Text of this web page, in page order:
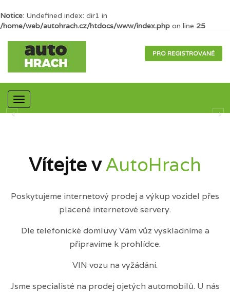
Notice: Undefined index: dir1 in
/home/web/autohrach.cz/htdocs/www/index.php on line 25
PRO REGISTROVANÉ
Mobilní
navigace
Vítejte vAutoHrach
Poskytujeme internetový prodej a výkup vozidel přes
placené internetové servery.
Dle telefonické domluvy Vám vůz vyskladníme a
připravíme k prohlídce.
VIN vozu na vyžádání.
Jsme specialisté na prodej ojetých automobilů. U nás